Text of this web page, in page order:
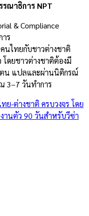
ณาธิการ NPT
& Compliance
ร
นไทยกับชาวต่างชาติ
ดยชาวต่างชาติต้องมี
น แปลและผ่านนิติกรณ์
3–7 วันทำการ
ย-ต่างชาติ ครบวงจร โดย
านตัว 90 วันสำหรับวีซ่า